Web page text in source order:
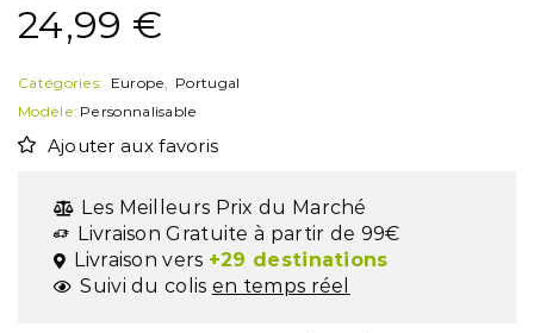
24,99 €
Catégories: Europe, Portugal
Modèle: Personnalisable
Ajouter aux favoris
Les Meilleurs Prix du Marché
Livraison Gratuite à partir de 99€
Livraison vers +29 destinations
Suivi du colis en temps réel